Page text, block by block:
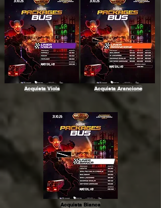
Acquista Viola Acquista Arancione
Acquista Bianca